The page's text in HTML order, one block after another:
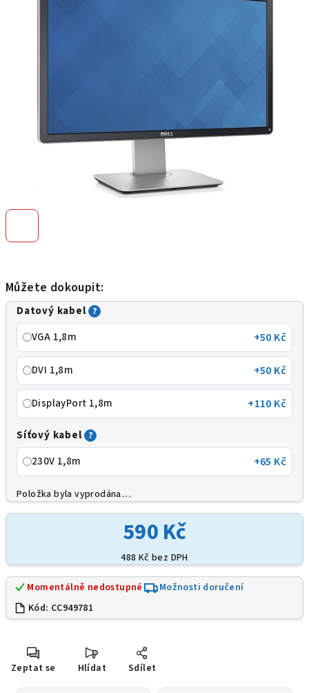
Můžete dokoupit:
Datový kabel ?
VGA 1,8m +50 Kč
DVI 1,8m +50 Kč
DisplayPort 1,8m +110 Kč
Síťový kabel ?
230V 1,8m +65 Kč
Položka byla vyprodána…
590 Kč
488 Kč bez DPH
Momentálně nedostupné
Možnosti doručení
Kód: CC949781
Zeptat se Hlídat Sdílet